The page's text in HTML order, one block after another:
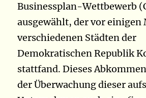
Businessplan-Wettbewerb
ausgewählt, der vor einigen
verschiedenen Städten der
Demokratischen Republik
stattfand. Dieses
der Überwachung dieser